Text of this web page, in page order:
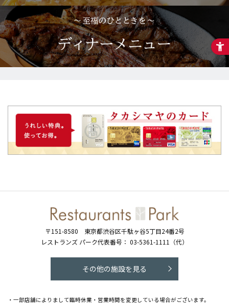
〒151-8580 東京都渋谷区千駄ヶ谷5丁目24番2号
レストランズ パーク代表番号： 03-5361-1111（代）
その他の施設を見る
・一部店舗によりまして臨時休業・営業時間を変更している場合がございます。